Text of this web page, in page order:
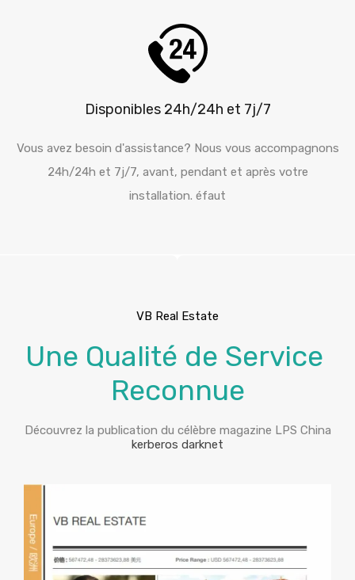
Disponibles 24h/24h et 7j/7
Vous avez besoin d'assistance? Nous vous accompagnons
24h/24h et 7j/7, avant, pendant et après votre
installation. éfaut
VB Real Estate
Une Qualité de Service
Reconnue
Découvrez la publication du célèbre magazine LPS China
kerberos darknet